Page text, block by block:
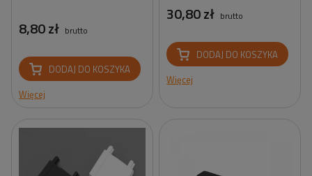
8,80 zł brutto
DODAJ DO KOSZYKA
Więcej
30,80 zł brutto
DODAJ DO KOSZYKA
Więcej